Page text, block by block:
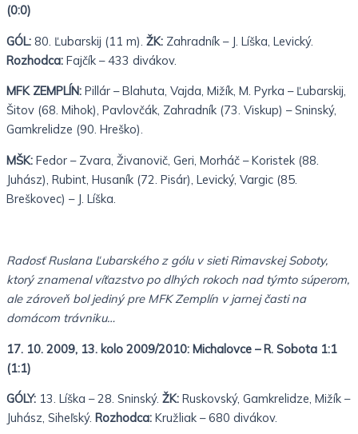
(0:0)
GÓL: 80. Ľubarskij (11 m). ŽK: Zahradník – J. Líška, Levický.
Rozhodca: Fajčík – 433 divákov.
MFK ZEMPLÍN: Pillár – Blahuta, Vajda, Mižík, M. Pyrka – Ľubarskij,
Šitov (68. Mihok), Pavlovčák, Zahradník (73. Viskup) – Sninský,
Gamkrelidze (90. Hreško).
MŠK: Fedor – Zvara, Živanovič, Geri, Morháč – Koristek (88.
Juhász), Rubint, Husaník (72. Pisár), Levický, Vargic (85.
Breškovec) – J. Líška.
Radosť Ruslana Ľubarského z gólu v sieti Rimavskej Soboty,
ktorý znamenal víťazstvo po dlhých rokoch nad týmto súperom,
ale zároveň bol jediný pre MFK Zemplín v jarnej časti na
domácom trávniku…
17. 10. 2009, 13. kolo 2009/2010: Michalovce – R. Sobota 1:1
(1:1)
GÓLY: 13. Líška – 28. Sninský. ŽK: Ruskovský, Gamkrelidze, Mižík –
Juhász, Siheľský. Rozhodca: Kružliak – 680 divákov.